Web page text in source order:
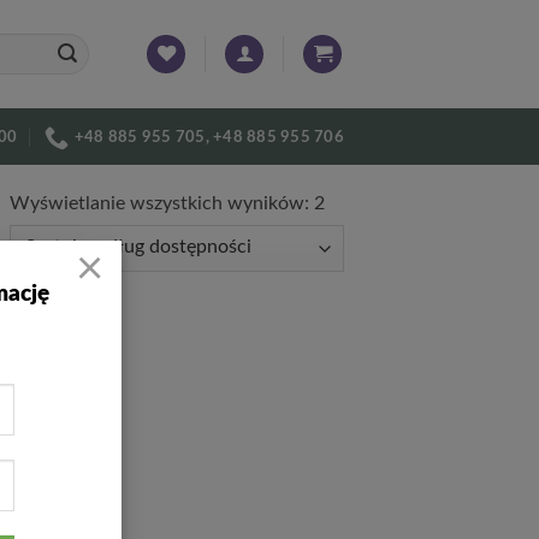
+48 885 955 705, +48 885 955 706
Wyświetlanie wszystkich wyników: 2
×